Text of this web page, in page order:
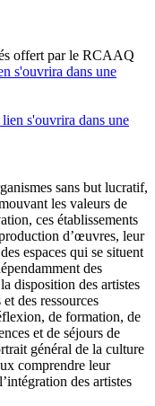
offert par le RCAAQ
s'ouvrira dans une
lien s'ouvrira dans une
sans but lucratif,
les valeurs de
ces établissements
d’œuvres, leur
espaces qui se situent
des
disposition des artistes
des ressources
de formation, de
et de séjours de
général de la culture
comprendre leur
des artistes